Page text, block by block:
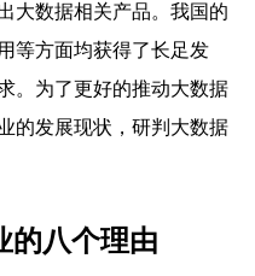
大数据相关产品。我国的
等方面均获得了长足发
。为了更好的推动大数据
的发展现状，研判大数据
的八个理由